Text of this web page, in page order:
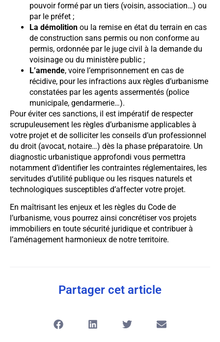
pouvoir formé par un tiers (voisin, association…) ou
par le préfet ;
La démolition ou la remise en état du terrain en cas
de construction sans permis ou non conforme au
permis, ordonnée par le juge civil à la demande du
voisinage ou du ministère public ;
L’amende, voire l’emprisonnement en cas de
récidive, pour les infractions aux règles d’urbanisme
constatées par les agents assermentés (police
municipale, gendarmerie…).
Pour éviter ces sanctions, il est impératif de respecter
scrupuleusement les règles d’urbanisme applicables à
votre projet et de solliciter les conseils d’un professionnel
du droit (avocat, notaire…) dès la phase préparatoire. Un
diagnostic urbanistique approfondi vous permettra
notamment d’identifier les contraintes réglementaires, les
servitudes d’utilité publique ou les risques naturels et
technologiques susceptibles d’affecter votre projet.
En maîtrisant les enjeux et les règles du Code de
l’urbanisme, vous pourrez ainsi concrétiser vos projets
immobiliers en toute sécurité juridique et contribuer à
l’aménagement harmonieux de notre territoire.
Partager cet article